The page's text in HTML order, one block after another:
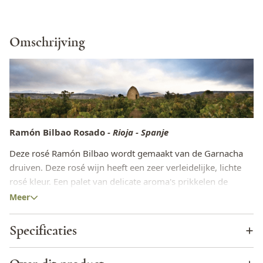
Omschrijving
Ramón Bilbao Rosado - Rioja - Spanje
Deze rosé Ramón Bilbao wordt gemaakt van de Garnacha
druiven. Deze rosé wijn heeft een zeer verleidelijke, lichte
rosé kleur. Een palet van delicate aroma's prikkelen de
zintuigen. Vers fruit van kersen en citrus, aangevuld met
en een rijke afdronk.
De lekkerste eettips in combinatie met de Ramón
Meer
Specificaties
Wijnhuis